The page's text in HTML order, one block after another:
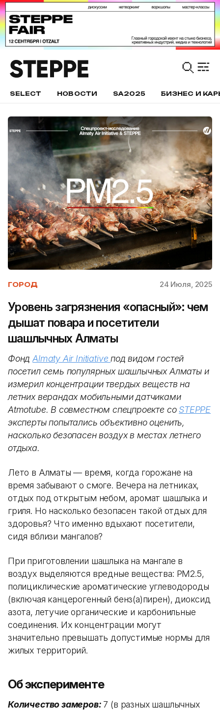
SELECT НОВОСТИ SA2025 БИЗНЕС И
ГОРОД 24 Июля, 2025
Уровень загрязнения «опасный»: чем
дышат повара и посетители
шашлычных Алматы
ФондAlmaty Air Initiativeпод видом гостей
посетил семь популярных шашлычных Алматы и
измерил концентрации твердых веществ на
летних верандах мобильными датчиками
Atmotube. В совместном спецпроекте со STEPPE
эксперты попытались объективно оценить,
насколько безопасен воздух в местах летнего
отдыха.
Лето в Алматы — время, когда горожане на
время забывают о смоге. Вечера на летниках,
отдых под открытым небом, аромат шашлыка и
гриля. Но насколько безопасен такой отдых для
здоровья? Что именно вдыхают посетители,
сидя вблизи мангалов?
При приготовлении шашлыка на мангале в
воздух выделяются вредные вещества: PM2.5,
полициклические ароматические углеводороды
(включая канцерогенный бенз(а)пирен), диоксид
азота, летучие органические и карбонильные
соединения. Их концентрации могут
значительно превышать допустимые нормы для
жилых территорий.
Об эксперименте
Количество замеров: 7 (в разных шашлычных